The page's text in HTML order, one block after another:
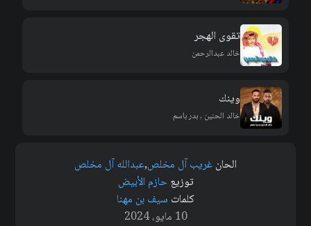
تقوى الهجر
خالد عبدالرحمن
وينك
خالد الحنين , بدر باسم
الحانغريب آل مخلص,عبدالله آل مخلص
توزيعحازم الأبيض
كلمات سيف بن مهنا
10 مايو، 2024